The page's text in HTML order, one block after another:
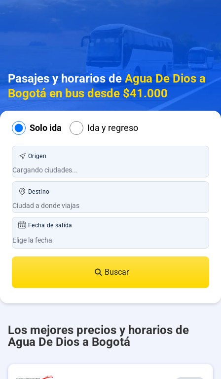
Pasajes y horarios deAgua De Dios a
Bogotá en bus desde $41.000
Solo ida Ida y regreso
Origen
Destino
Fecha de salida
Buscar
Los mejores precios y horarios de
Agua De Dios a Bogotá